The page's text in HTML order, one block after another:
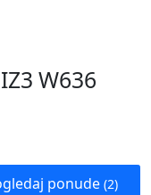
W636
ponude (2)